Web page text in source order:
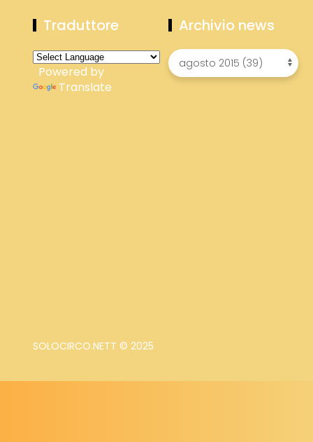
Traduttore
Powered by
Translate
Archivio news
SOLOCIRCO.NETT © 2025